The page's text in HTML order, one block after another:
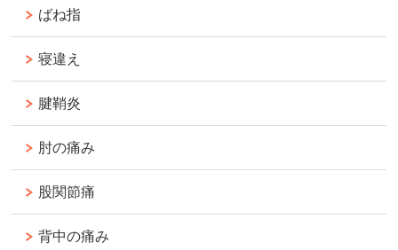
ばね指
寝違え
腱鞘炎
肘の痛み
股関節痛
背中の痛み